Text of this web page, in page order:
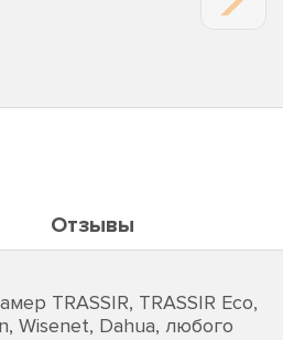
Отзывы
TRASSIR, TRASSIR Eco,
Wisenet, Dahua, любого